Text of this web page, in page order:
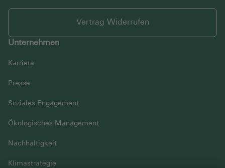
Vertrag Widerrufen
Unternehmen
Karriere
Presse
Soziales Engagement
Ökologisches Management
Nachhaltigkeit
Klimastrategie